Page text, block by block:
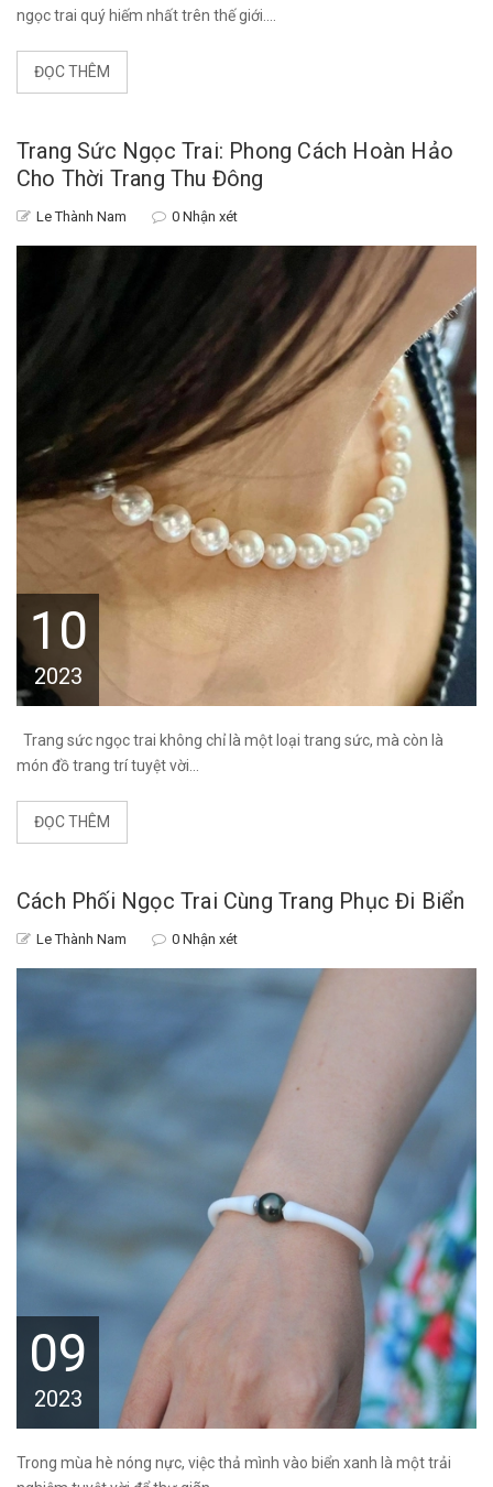
ngọc trai quý hiếm nhất trên thế giới....
ĐỌC THÊM
Trang Sức Ngọc Trai: Phong Cách Hoàn Hảo
Cho Thời Trang Thu Đông
Le Thành Nam 0 Nhận xét
10
2023
Trang sức ngọc trai không chỉ là một loại trang sức, mà còn là
món đồ trang trí tuyệt vời...
ĐỌC THÊM
Cách Phối Ngọc Trai Cùng Trang Phục Đi Biển
Le Thành Nam 0 Nhận xét
09
2023
Trong mùa hè nóng nực, việc thả mình vào biển xanh là một trải